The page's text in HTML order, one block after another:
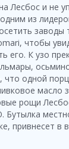
Лесбос и не
из
заводы
чтобы
его. К узо
что одной
масло
рощи
привнесет в